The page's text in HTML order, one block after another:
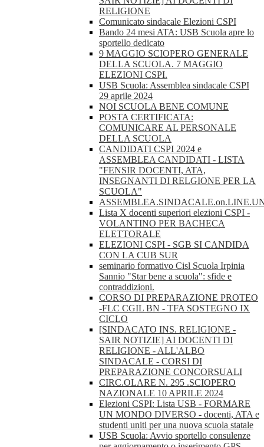
RELIGIONE
Comunicato sindacale Elezioni CSPI
Bando 24 mesi ATA: USB Scuola apre lo
sportello dedicato
9 MAGGIO SCIOPERO GENERALE
DELLA SCUOLA. 7 MAGGIO
ELEZIONI CSPI.
USB Scuola: Assemblea sindacale CSPI
29 aprile 2024
NOI SCUOLA BENE COMUNE
POSTA CERTIFICATA:
COMUNICARE AL PERSONALE
DELLA SCUOLA
CANDIDATI CSPI 2024 e
ASSEMBLEA CANDIDATI - LISTA
"FENSIR DOCENTI, ATA,
INSEGNANTI DI RELGIONE PER LA
SCUOLA"
Lista X docenti superiori elezioni CSPI -
VOLANTINO PER BACHECA
ELETTORALE
ELEZIONI CSPI - SGB SI CANDIDA
CON LA CUB SUR
seminario formativo Cisl Scuola Irpinia
Sannio "Star bene a scuola": sfide e
contraddizioni.
CORSO DI PREPARAZIONE PROTEO
-FLC CGIL BN - TFA SOSTEGNO IX
CICLO
[SINDACATO INS. RELIGIONE -
SAIR NOTIZIE] AI DOCENTI DI
RELIGIONE - ALL'ALBO
SINDACALE - CORSI DI
PREPARAZIONE CONCORSUALI
CIRC.OLARE N. 295 .SCIOPERO
NAZIONALE 10 APRILE 2024
Elezioni CSPI: Lista USB - FORMARE
UN MONDO DIVERSO - docenti, ATA e
studenti uniti per una nuova scuola statale
USB Scuola: Avvio sportello consulenze